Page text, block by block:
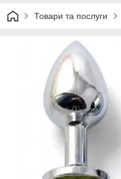
Товари та послуги